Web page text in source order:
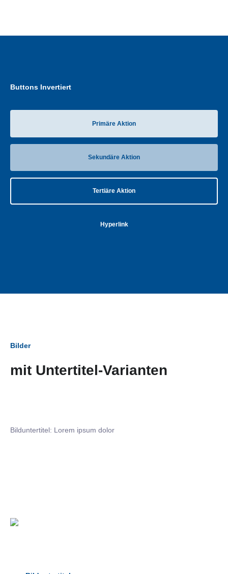
Buttons Invertiert
Primäre Aktion
Sekundäre Aktion
Tertiäre Aktion
Hyperlink
Bilder
mit Untertitel-Varianten
Bilduntertitel: Lorem ipsum dolor